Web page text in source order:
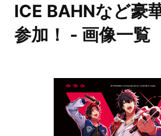
ICE BAHNなど豪
参加！ - 画像一覧